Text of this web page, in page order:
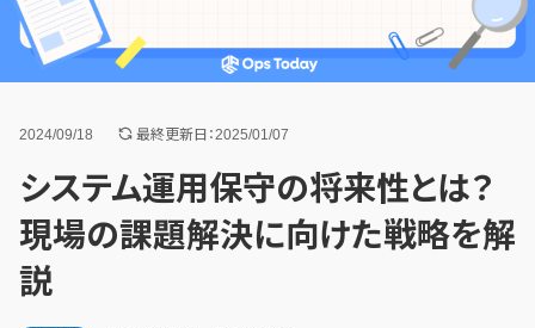
2024/09/18 最終更新日：2025/01/07
システム運用保守の将来性とは？
現場の課題解決に向けた戦略を解
説